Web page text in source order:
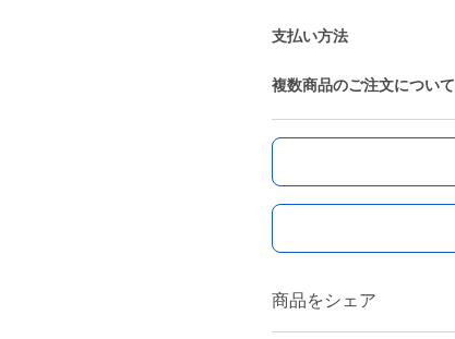
支払い方法
複数商品のご注文について
商品をシェア